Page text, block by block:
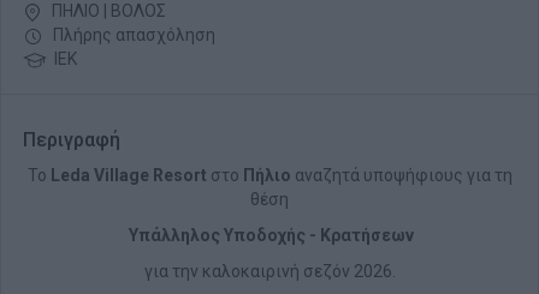
ΠΗΛΙΟ | ΒΟΛΟΣ
Πλήρης απασχόληση
ΙΕΚ
Περιγραφή
Το Leda Village Resort στο Πήλιο αναζητά υποψήφιους για τη
θέση
Υπάλληλος Υποδοχής - Κρατήσεων
για την καλοκαιρινή σεζόν 2026.